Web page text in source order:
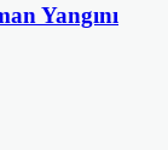
Yangını